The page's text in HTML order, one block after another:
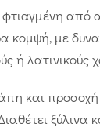
από
κομψή, με
ή λατινικούς
και